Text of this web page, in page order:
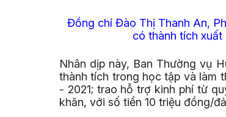
Đồng chí Đào Thị Thanh An,
có thành tích
Nhân dịp này, Ban Thường vụ
thành tích trong học tập và làm
- 2021; trao hỗ trợ kinh phí từ
khăn, với số tiền 10 triệu đồng/